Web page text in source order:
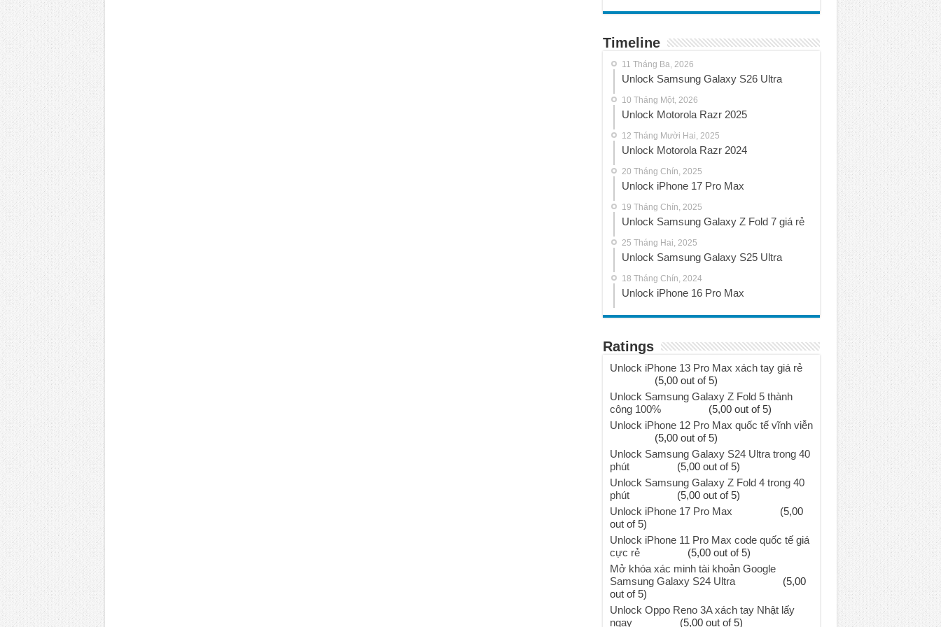
Timeline
11 Tháng Ba, 2026
Unlock Samsung Galaxy S26 Ultra
10 Tháng Một, 2026
Unlock Motorola Razr 2025
12 Tháng Mười Hai, 2025
Unlock Motorola Razr 2024
20 Tháng Chín, 2025
Unlock iPhone 17 Pro Max
19 Tháng Chín, 2025
Unlock Samsung Galaxy Z Fold 7 giá rẻ
25 Tháng Hai, 2025
Unlock Samsung Galaxy S25 Ultra
18 Tháng Chín, 2024
Unlock iPhone 16 Pro Max
Ratings
Unlock iPhone 13 Pro Max xách tay giá rẻ
(5,00 out of 5)
Unlock Samsung Galaxy Z Fold 5 thành
công 100%
(5,00 out of 5)
Unlock iPhone 12 Pro Max quốc tế vĩnh viễn
(5,00 out of 5)
Unlock Samsung Galaxy S24 Ultra trong 40
phút
(5,00 out of 5)
Unlock Samsung Galaxy Z Fold 4 trong 40
phút
(5,00 out of 5)
Unlock iPhone 17 Pro Max
(5,00
out of 5)
Unlock iPhone 11 Pro Max code quốc tế giá
cực rẻ
(5,00 out of 5)
Mở khóa xác minh tài khoản Google
Samsung Galaxy S24 Ultra
(5,00
out of 5)
Unlock Oppo Reno 3A xách tay Nhật lấy
ngay
(5,00 out of 5)